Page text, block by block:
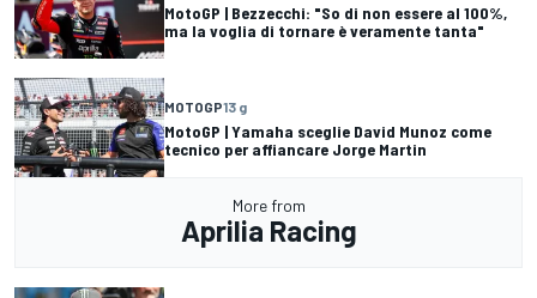
MotoGP | Bezzecchi: "So di non essere al 100%,
ma la voglia di tornare è veramente tanta"
MOTOGP13 g
MotoGP | Yamaha sceglie David Munoz come
tecnico per affiancare Jorge Martin
More from
Aprilia Racing